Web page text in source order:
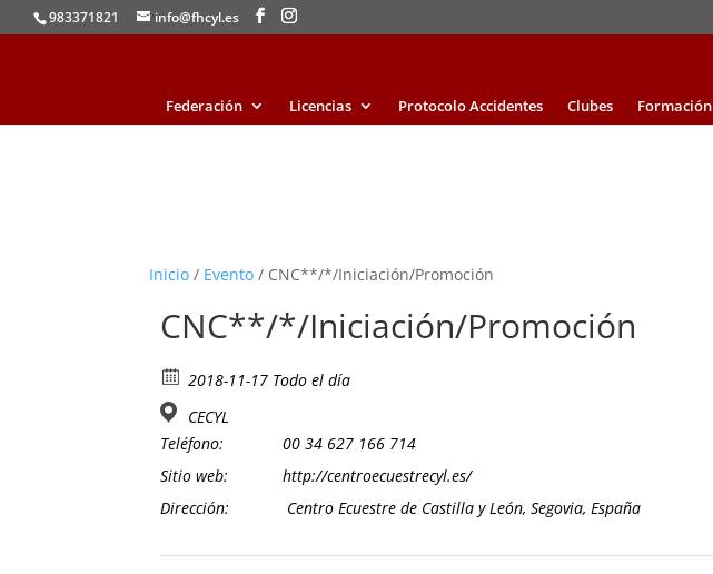
983371821 info@fhcyl.es
Federación Licencias Protocolo Accidentes Clubes Formación
Inicio / Evento / CNC**/*/Iniciación/Promoción
CNC**/*/Iniciación/Promoción
2018-11-17 Todo el día
CECYL
Teléfono:
00 34 627 166 714
Sitio web:
http://centroecuestrecyl.es/
Dirección:
Centro Ecuestre de Castilla y León, Segovia, España